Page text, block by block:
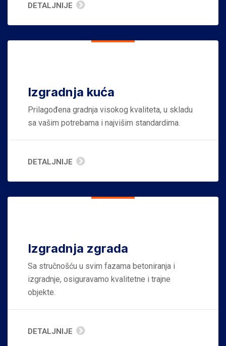
DETALJNIJE
Izgradnja kuća
Prilagođena gradnja visokog kvaliteta, u skladu
sa vašim potrebama i najvišim standardima.
DETALJNIJE
Izgradnja zgrada
Sa stručnošću u svim fazama betoniranja i
izgradnje, osiguravamo kvalitetne i trajne
objekte.
DETALJNIJE